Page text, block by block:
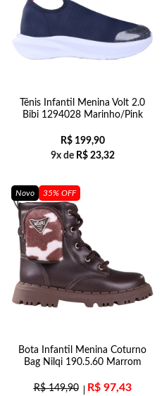
Tênis Infantil Menina Volt 2.0
Bibi 1294028 Marinho/Pink
R$199,90
9x de R$23,32
Novo 35% OFF
Bota Infantil Menina Coturno
Bag Nilqi 190.5.60 Marrom
R$149,90 R$97,43